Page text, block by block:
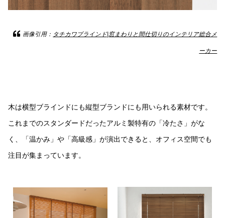
画像引用： タチカワブラインド|窓まわりと間仕切りのインテリア総合メ
ーカー
木は横型ブラインドにも縦型ブランドにも用いられる素材です。
これまでのスタンダードだったアルミ製特有の「冷たさ」がな
く、「温かみ」や「高級感」が演出できると、オフィス空間でも
注目が集まっています。